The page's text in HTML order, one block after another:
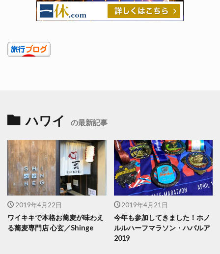
ハワイ の最新記事
2019年4月22日
ワイキキで本格お蕎麦が味わえ
る蕎麦専門店 心玄／Shinge
2019年4月21日
今年も参加してきました！ホノ
ルルハーフマラソン・ハパルア
2019